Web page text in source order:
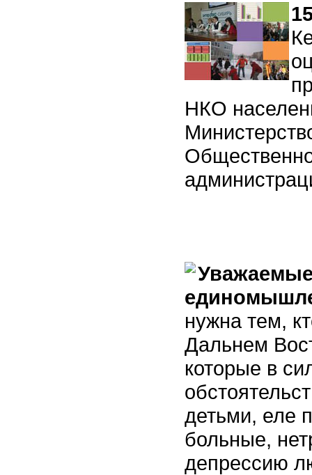
НКО
нужна тем,
Дальнем
которые в
детьми, еле
больные,
депрессию